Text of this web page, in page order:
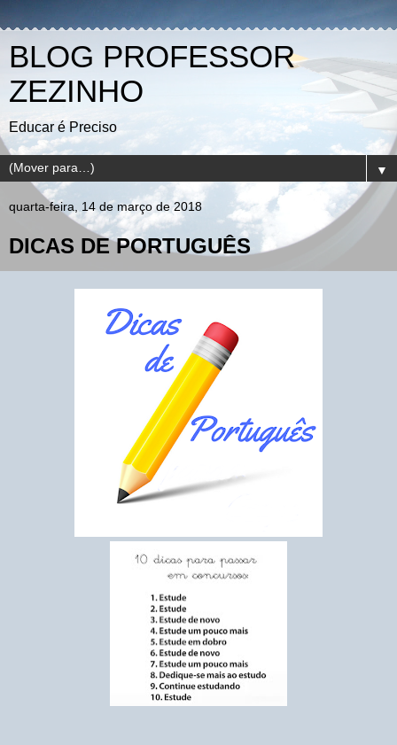
BLOG PROFESSOR
ZEZINHO
Educar é Preciso
▼
quarta-feira, 14 de março de 2018
DICAS DE PORTUGUÊS